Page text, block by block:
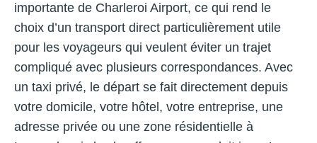
importante de Charleroi Airport, ce qui rend le
choix d’un transport direct particulièrement utile
pour les voyageurs qui veulent éviter un trajet
compliqué avec plusieurs correspondances. Avec
un taxi privé, le départ se fait directement depuis
votre domicile, votre hôtel, votre entreprise, une
adresse privée ou une zone résidentielle à